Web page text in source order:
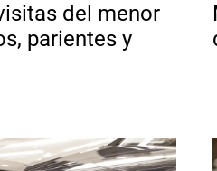
del menor
parientes y